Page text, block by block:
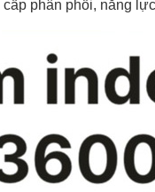
phân phối, năng